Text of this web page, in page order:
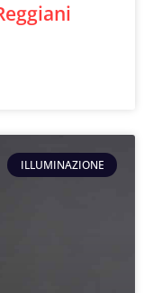
ILLUMINAZIONE